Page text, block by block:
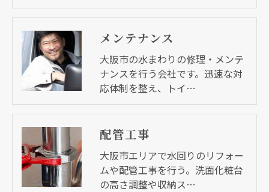
メンテナンス
大阪市の水まわりの修理・メンテ
ナンスを行う会社です。迅速な対
応体制を整え、トイ…
配管工事
大阪市エリアで水回りのリフォー
ムや配管工事を行う。洗面化粧台
の高さ調整や収納ス…